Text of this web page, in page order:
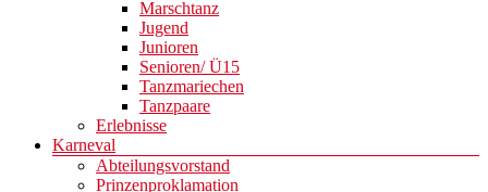
Marschtanz
Jugend
Junioren
Senioren/ Ü15
Tanzmariechen
Tanzpaare
Erlebnisse
Karneval
Abteilungsvorstand
Prinzenproklamation